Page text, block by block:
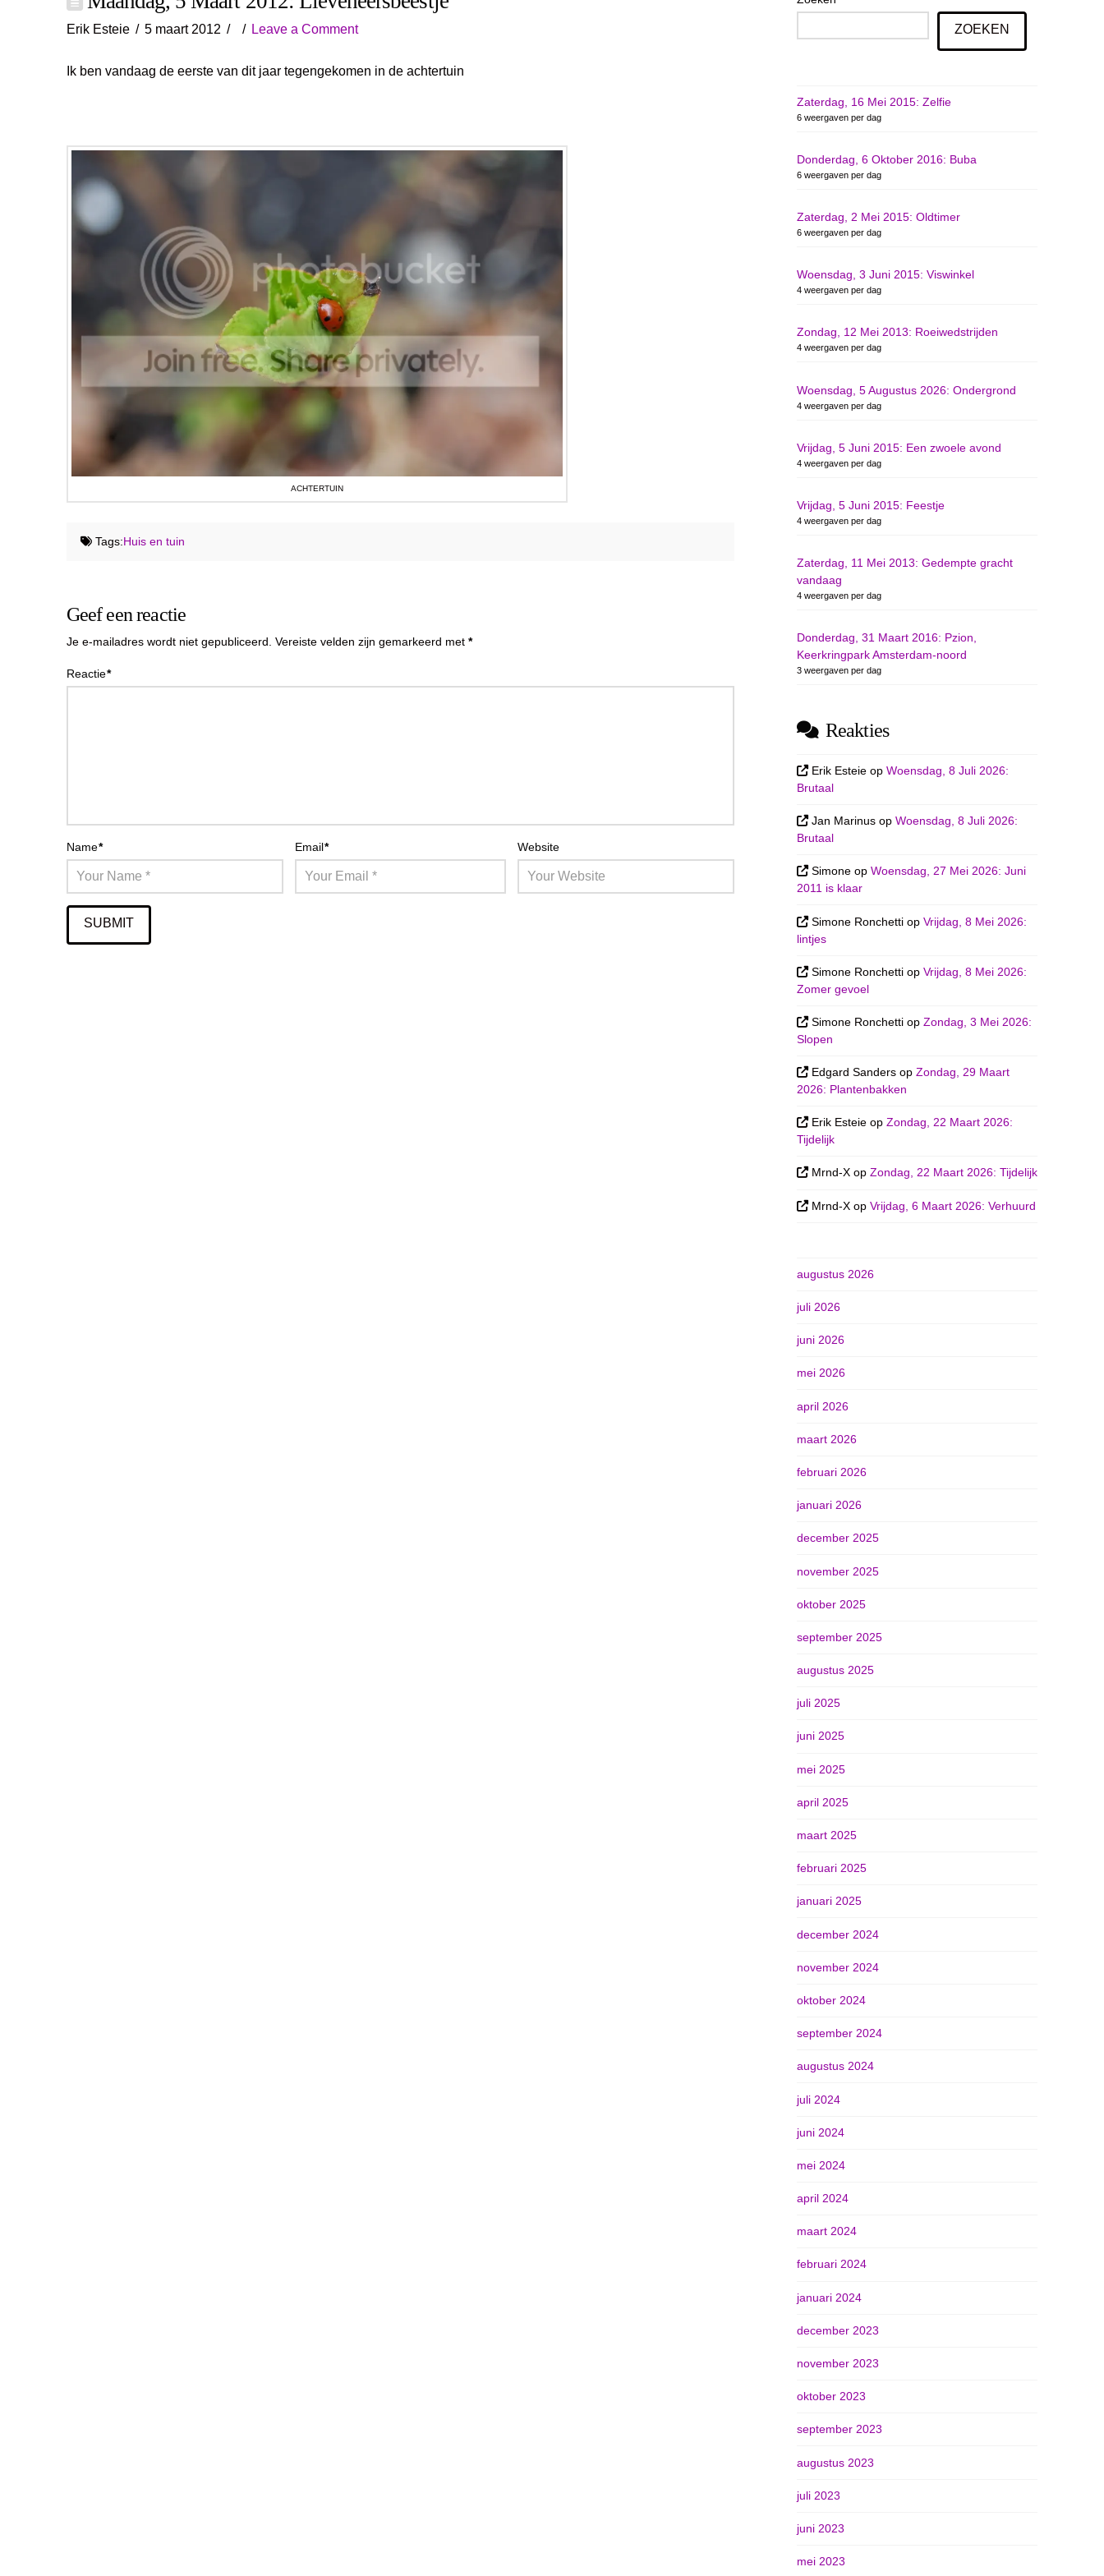
Erik Esteie 5 maart 2012 Leave a Comment
Ik ben vandaag de eerste van dit jaar tegengekomen in de achtertuin
ACHTERTUIN
Tags:Huis en tuin
Geef een reactie
Je e-mailadres wordt niet gepubliceerd. Vereiste velden zijn gemarkeerd met *
Reactie*
Name* Email* Website
ZOEKEN
Zaterdag, 16 Mei 2015: Zelfie
6 weergaven per dag
Donderdag, 6 Oktober 2016: Buba
6 weergaven per dag
Zaterdag, 2 Mei 2015: Oldtimer
6 weergaven per dag
Woensdag, 3 Juni 2015: Viswinkel
4 weergaven per dag
Zondag, 12 Mei 2013: Roeiwedstrijden
4 weergaven per dag
Woensdag, 5 Augustus 2026: Ondergrond
4 weergaven per dag
Vrijdag, 5 Juni 2015: Een zwoele avond
4 weergaven per dag
Vrijdag, 5 Juni 2015: Feestje
4 weergaven per dag
Zaterdag, 11 Mei 2013: Gedempte gracht
vandaag
4 weergaven per dag
Donderdag, 31 Maart 2016: Pzion,
Keerkringpark Amsterdam-noord
3 weergaven per dag
Reakties
Erik Esteie opWoensdag, 8 Juli 2026:
Brutaal
Jan Marinus opWoensdag, 8 Juli 2026:
Brutaal
Simone opWoensdag, 27 Mei 2026: Juni
2011 is klaar
Simone Ronchetti opVrijdag, 8 Mei 2026:
lintjes
Simone Ronchetti opVrijdag, 8 Mei 2026:
Zomer gevoel
Simone Ronchetti opZondag, 3 Mei 2026:
Slopen
Edgard Sanders opZondag, 29 Maart
2026: Plantenbakken
Erik Esteie opZondag, 22 Maart 2026:
Tijdelijk
Mrnd-X opZondag, 22 Maart 2026: Tijdelijk
Mrnd-X opVrijdag, 6 Maart 2026: Verhuurd
augustus 2026
juli 2026
juni 2026
mei 2026
april 2026
maart 2026
februari 2026
januari 2026
december 2025
november 2025
oktober 2025
september 2025
augustus 2025
juli 2025
juni 2025
mei 2025
april 2025
maart 2025
februari 2025
januari 2025
december 2024
november 2024
oktober 2024
september 2024
augustus 2024
juli 2024
juni 2024
mei 2024
april 2024
maart 2024
februari 2024
januari 2024
december 2023
november 2023
oktober 2023
september 2023
augustus 2023
juli 2023
juni 2023
mei 2023